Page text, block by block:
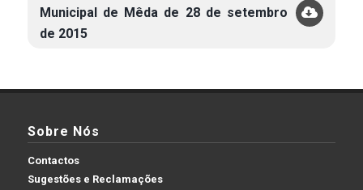
Municipal de Mêda de 28 de setembro
de 2015
Sobre Nós
Contactos
Sugestões e Reclamações